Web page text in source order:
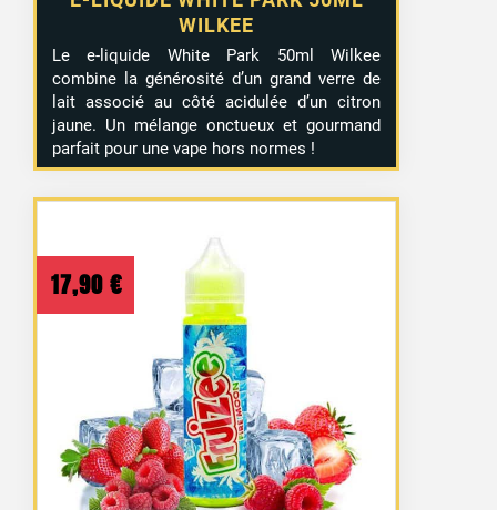
WILKEE
Le e-liquide White Park 50ml Wilkee
combine la générosité d’un grand verre de
lait associé au côté acidulée d’un citron
jaune. Un mélange onctueux et gourmand
parfait pour une vape hors normes !
17,90 €